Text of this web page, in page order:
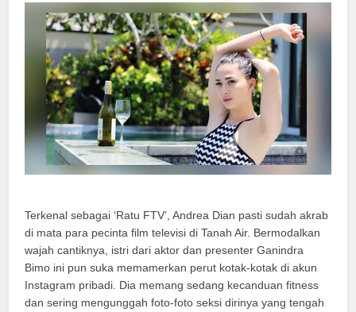
Terkenal sebagai ‘Ratu FTV’, Andrea Dian pasti sudah akrab
di mata para pecinta film televisi di Tanah Air. Bermodalkan
wajah cantiknya, istri dari aktor dan presenter Ganindra
Bimo ini pun suka memamerkan perut kotak-kotak di akun
Instagram pribadi. Dia memang sedang kecanduan fitness
dan sering mengunggah foto-foto seksi dirinya yang tengah